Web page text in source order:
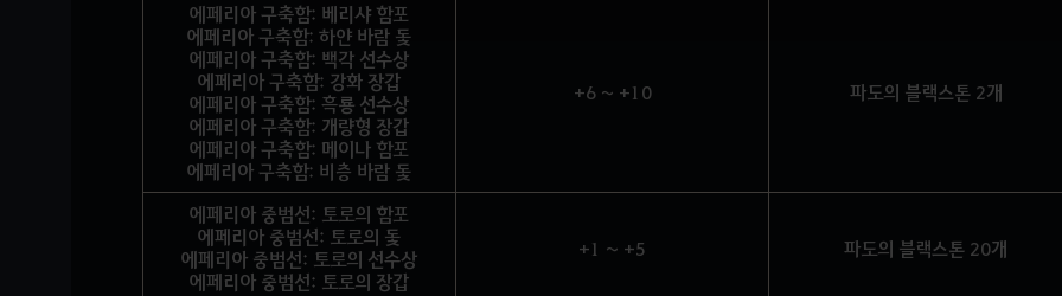
에페리아 구축함: 베리샤 함포
에페리아 구축함: 하얀 바람 돛
에페리아 구축함: 백각 선수상
에페리아 구축함: 강화 장갑
에페리아 구축함: 흑룡 선수상
에페리아 구축함: 개량형 장갑
에페리아 구축함: 메이나 함포
에페리아 구축함: 비층 바람 돛
+6 ~ +10 파도의 블랙스톤 2개
에페리아 중범선: 토로의 함포
에페리아 중범선: 토로의 돛
에페리아 중범선: 토로의 선수상
에페리아 중범선: 토로의 장갑
+1 ~ +5 파도의 블랙스톤 20개